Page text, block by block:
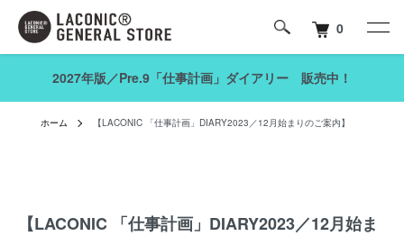
0
2027年版／Pre.9「仕事計画」ダイアリー 販売中！
ホーム 【LACONIC 「仕事計画」DIARY2023／12月始まりのご案内】
【LACONIC 「仕事計画」DIARY2023／12月始ま